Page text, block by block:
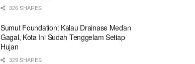
326 SHARES
Sumut Foundation: Kalau Drainase Medan
Gagal, Kota Ini Sudah Tenggelam Setiap
Hujan
329 SHARES